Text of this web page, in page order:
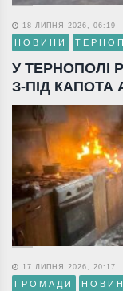
18 ЛИПНЯ 2026, 06:19
НОВИНИ
У ТЕРНОПОЛІ
З-ПІД КАПОТА
17 ЛИПНЯ 2026, 20:17
ГРОМАДИ